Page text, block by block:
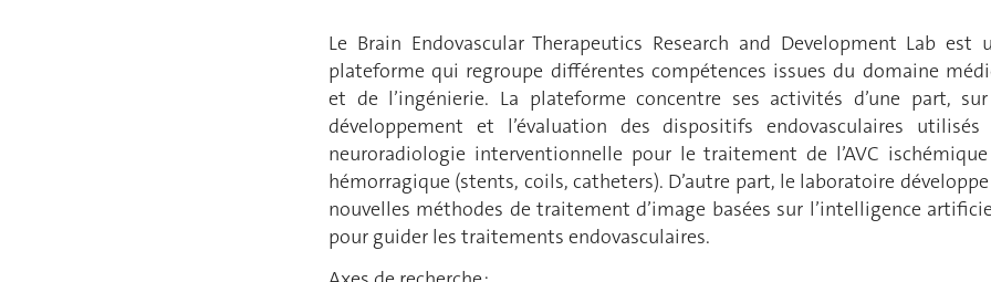
Le Brain Endovascular Therapeutics Research and Development Lab est
plateforme qui regroupe différentes compétences issues du domaine
et de l’ingénierie. La plateforme concentre ses activités d’une part,
développement et l’évaluation des dispositifs endovasculaires utilisés
neuroradiologie interventionnelle pour le traitement de l’AVC
hémorragique (stents, coils, catheters). D’autre part, le laboratoire
nouvelles méthodes de traitement d’image basées sur l’intelligence
pour guider les traitements endovasculaires.